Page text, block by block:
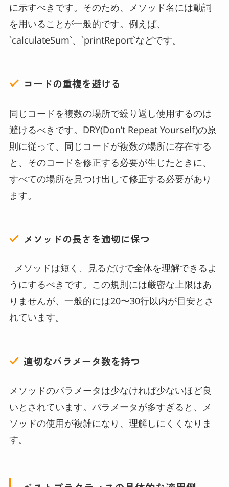
に示すべきです。そのため、メソッド名には動詞
を用いることが一般的です。例えば、
`calculateSum`、`printReport`などです。
コードの重複を避ける
同じコードを複数の場所で繰り返し使用するのは
避けるべきです。DRY(Don’t Repeat Yourself)の原
則に従って、同じコードが複数の場所に存在する
と、そのコードを修正する必要が生じたときに、
すべての場所を見つけ出して修正する必要があり
ます。
メソッドの長さを適切に保つ
メソッドは短く、見るだけで全体を理解できるよ
うにするべきです。この規則には厳密な上限はあ
りませんが、一般的には20〜30行以内が目安とさ
れています。
適切なパラメータ数を持つ
メソッドのパラメータは少なければ少ないほど良
いとされています。パラメータが多すぎると、メ
ソッドの使用が複雑になり、理解しにくくなりま
す。